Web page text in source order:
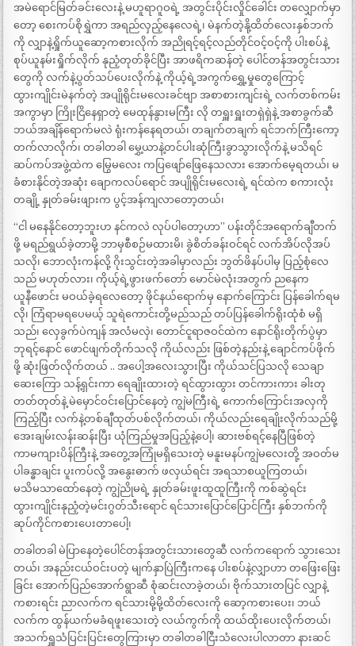
အမဲရောင်မြတ်ခင်းလေးနဲ့ မဟူရာဂူဝရဲ့ အတွင်းပိုင်းလှိုင်ခေါင်း တလျှောက်မှာ
တော့ စေးကပ်စိုရွှဲကာ အရည်လှည့်နေလေရဲ့၊ မဲနက်တဲ့နို့ထိတ်လေးနှစ်ဘက်
ကို လျှာနဲ့ရှိုက်ယူဆော့ကစားလိုက် အညိုရင့်ရင့်လည်တိုင်ဝင့်ဝင့်ကို ပါးစပ်နဲ့
စုပ်ယူနမ်းရှိုက်လိုက် နုညံ့တုတ်ခိုင်ပြီး အာဖရိကဆန်တဲ့ ပေါင်တန်အတွင်းသား
တွေကို လက်နဲ့ပွတ်သပ်ပေးလိုက်နဲ့ ကိုယ့်ရဲ့အကွက်ရွှေ့မှုတွေကြောင့်
ထွားကျိုင်းမဲနက်တဲ့ အပျိုရိုင်းမလေးခင်ဗျာ အစာစားကျင်းရဲ့ လက်တစ်ကမ်း
အကွာမှာ ကြိုးငြိနေရှာတဲ့ မေထုန်နွားမကြီး လို တရှူးရှူးတရှဲရှဲနဲ့ အစာခွက်ဆီ
ဘယ်အချိန်ရောက်မလဲ ရုံးကန်နေရတယ်၊ တချက်တချက် ရင်ဘက်ကြီးကော့
တက်လာလိုက်၊ တခါတခါ မွှေ့ယာနဲ့တင်ပါးဆုံကြီးခွာသွားလိုက်နဲ့ မသိရင်
ဆပ်ကပ်အဖွဲ့ထဲက မြွေမလေး ကပြဖျော်ဖြေနေသလား အောက်မေ့ရတယ်၊ မ
ခံစားနိုင်တဲ့အဆုံး ချောကလပ်ရောင် အပျိုရိုင်းမလေးရဲ့ ရင်ထဲက စကားလုံး
တချို့ နှုတ်ခမ်းဖျားက ပွင့်အန်ကျလာတော့တယ်၊
“ငါ မနေနိုင်တော့ဘူးဟ နင်ကလဲ လုပ်ပါတော့ဟာ” ပန်းတိုင်အရောက်ချီတက်
ဖို့ မရည်ရွယ်ခဲ့တာမို့ ဘာမှစီစဉ်မထားမိ၊ ခွဲစိတ်ခန်းဝင်ရင် လက်အိပ်လိုအပ်
သလို၊ ဘောလုံးကန်လို့ ဂိုးသွင်းတဲ့အခါမှာလည်း ဘွတ်ဖိနပ်ပါမှ ပြည့်စုံလေ
သည် မဟုတ်လား၊ ကိုယ့်ရဲ့ဖွားဖက်တော် မောင်မဲလုံးအတွက် ညနေက
ယူနီဖောင်း မဝယ်ခဲ့ရလေတော့ ဖိုင်နယ်ရောက်မှ နောက်ကြောင်း ပြန်ခေါက်ရမ
လို၊ ကြံရာမရပေမယ့် သူရဲကောင်းတို့မည်သည် တပ်ပြန်ခေါက်ရိုးထုံစံ မရှိ
သည်၊ လှေခွက်ပဲကျန် အလံမလှဲ၊ တောင်ငူရာဇဝင်ထဲက နောင်ရိုးတိုက်ပွဲမှာ
ဘုရင့်နောင် ဖောင်ဖျက်တိုက်သလို ကိုယ်လည်း ဖြစ်တဲ့နည်းနဲ့ ချောင်ကပ်ဖိုက်
ဖို့ ဆုံးဖြတ်လိုက်တယ် .. အပေါ့အလေးသွားပြီး ကိုယ်သင်ပြသလို သေချာ
ဆေးကြော သန့်ရှင်းကာ ရေချိုးထားတဲ့ ရင်ထွားထွား တင်ကားကား ခါးတု
တတ်တုတ်နဲ့ မဲမှောင်ဝင်းပြောင်နေတဲ့ ကျွဲမကြီးရဲ့ ကောက်ကြောင်းအလှကို
ကြည့်ပြီး လက်နဲ့တစ်ချီထုတ်ပစ်လိုက်တယ်၊ ကိုယ်လည်းရေချိုးလိုက်သည်မို့
အေးချမ်းလန်းဆန်းပြီး ယုံကြည်မှုအပြည့်နဲ့ပေါ့၊ ဆားဗစ်ရင့်နေပြီဖြစ်တဲ့
ကာမကျားပိန်ကြီးနဲ့ အတွေ့အကြုံမရှိသေးတဲ့ မနူးမနပ်ကျွဲမလေးတို့ အဝတ်မ
ပါခန္ဓာချင်း ပူးကပ်လို့ အနွေးဓာက် ဖလှယ်ရင်း အရသာစယူကြတယ်၊
မသိမသာထော်နေတဲ့ ကျွဲညိုမရဲ့ နှုတ်ခမ်းဖူးထူထူကြီးကို ကစ်ဆွဲရင်း
ထွားကျိုင်းနုညံ့တဲ့မင်းဂွတ်သီးရောင် ရင်သားပြောင်ပြောင်ကြီး နှစ်ဘက်ကို
ဆုပ်ကိုင်ကစားပေးတာပေါ့၊
တခါတခါ မဲပြာနေတဲ့ပေါင်တန်အတွင်းသားတွေဆီ လက်ကရောက် သွားသေး
တယ်၊ အနည်းငယ်ဝင်းပတဲ့ မျက်နှာပြဲကြီးကနေ ပါးစပ်နဲ့လျှာဟာ တဖြေးဖြေး
ခြင်း အောက်ပြည်အောက်ရွာဆီ စုံဆင်းလာခဲ့တယ်၊ ဗိုက်သားတပြင် လျှာနဲ့
ကစားရင်း ညာလက်က ရင်သားမို့မို့ထိတ်လေးကို ဆော့ကစားပေး၊ ဘယ်
လက်က ထွန်ယက်မခံရဖူးသေးတဲ့ လယ်ကွက်ကို ထယ်ထိုးပေးလိုက်တယ်၊
အသက်ရှူသံပြင်းပြင်းတွေကြားမှာ တခါတခါငြီးသံလေးပါလာတာ နားဆင်